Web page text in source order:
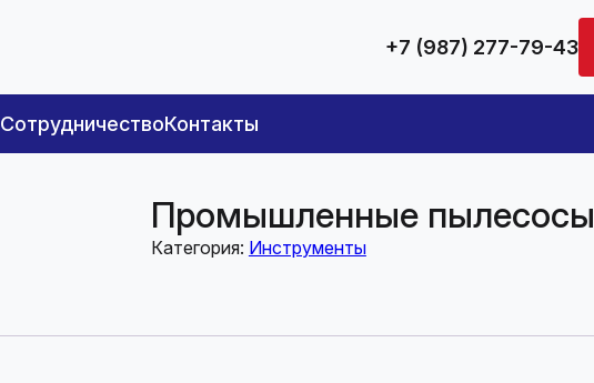
+7 (987) 277-79-43
СотрудничествоКонтакты
Промышленные пылесосы
Категория: Инструменты